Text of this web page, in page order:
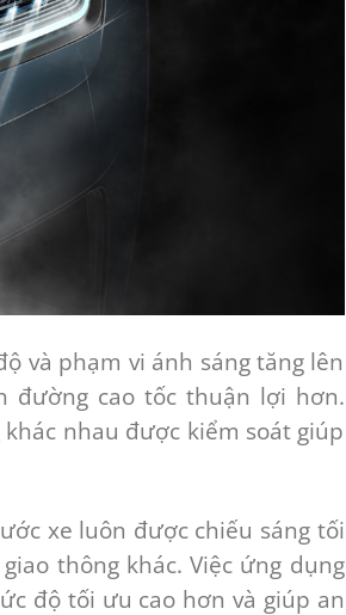
và phạm vi ánh sáng tăng lên
đường cao tốc thuận lợi hơn.
khác nhau được kiểm soát giúp
xe luôn được chiếu sáng tối
thông khác. Việc ứng dụng
độ tối ưu cao hơn và giúp an